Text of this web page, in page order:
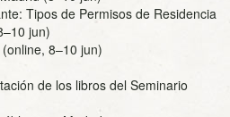
Tipos de Permisos de Residencia
jun)
8–10 jun)
de los libros del Seminario